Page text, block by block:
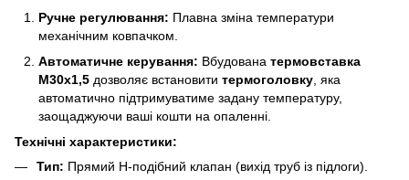
Ручне регулювання: Плавна зміна температури
механічним ковпачком.
Автоматичне керування: Вбудована термовставка
M30x1,5 дозволяє встановити термоголовку , яка
автоматично підтримуватиме задану температуру,
заощаджуючи ваші кошти на опаленні.
Технічні характеристики:
Тип: Прямий Н-подібний клапан (вихід труб із підлоги).